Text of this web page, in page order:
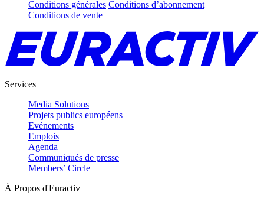
Conditions générales Conditions d’abonnement
Conditions de vente
Services
Media Solutions
Projets publics européens
Evénements
Emplois
Agenda
Communiqués de presse
Members’ Circle
À Propos d'Euractiv